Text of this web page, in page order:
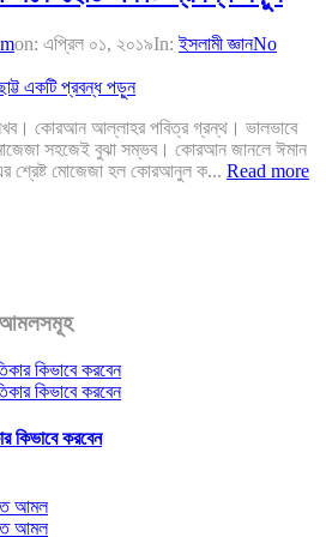
on: এপ্রিল ০১, ২০১৯In:ইসলামী জ্ঞানNo
কোরআন আল্লাহর পবিত্র গ্রন্থ। ভালভাবে
সহজেই বুঝা সম্ভব। কোরআন জানলে ঈমান
শ্রেষ্ট মোজেজা হল কোরআনুল ক... Read more
আমলসমূহ
কিভাবে করবেন